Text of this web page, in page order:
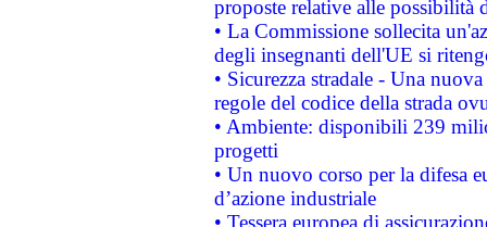
proposte relative alle possibilità
• La Commissione sollecita
degli insegnanti dell'UE si
• Sicurezza stradale - Una
regole del codice della strada
• Ambiente: disponibili 239
progetti
• Un nuovo corso per la difesa
d’azione industriale
• Tessera europea di